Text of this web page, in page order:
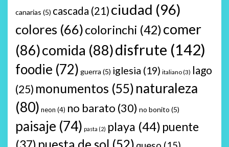
canarias (5) cascada (21) ciudad (96)
colores (66)colorinchi (42)comer
(86)comida (88)disfrute (142)
foodie (72) guerra (5) iglesia (19) italiano(3) lago
(25) monumentos (55) naturaleza
(80) neon (4) no barato (30) no bonito (5)
paisaje (74) pasta (2) playa (44) puente
puesta de sol (52)